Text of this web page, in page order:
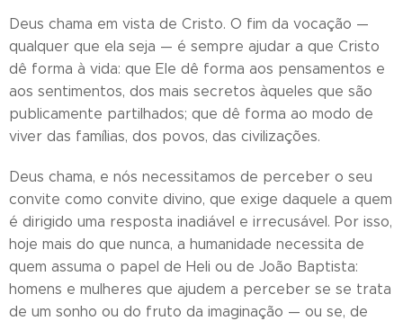
Deus chama em vista de Cristo. O fim da vocação —
qualquer que ela seja — é sempre ajudar a que Cristo
dê forma à vida: que Ele dê forma aos pensamentos e
aos sentimentos, dos mais secretos àqueles que são
publicamente partilhados; que dê forma ao modo de
viver das famílias, dos povos, das civilizações.
Deus chama, e nós necessitamos de perceber o seu
convite como convite divino, que exige daquele a quem
é dirigido uma resposta inadiável e irrecusável. Por isso,
hoje mais do que nunca, a humanidade necessita de
quem assuma o papel de Heli ou de João Baptista:
homens e mulheres que ajudem a perceber se se trata
de um sonho ou do fruto da imaginação — ou se, de